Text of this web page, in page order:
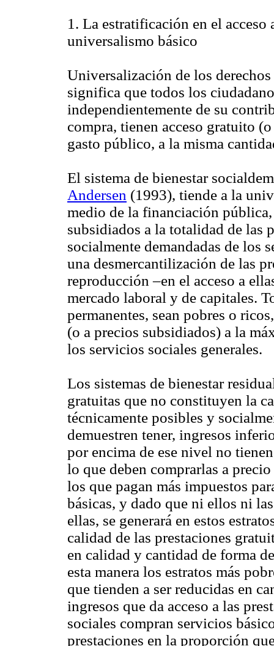
1. La estratificación en el
universalismo básico
Universalización de los
significa que todos los
independientemente de su
compra, tienen acceso gratuito
gasto público, a la misma
El sistema de bienestar
Andersen (1993), tiende a la
medio de la financiación
subsidiados a la totalidad de las
socialmente demandadas de los
una desmercantilización de las
reproducción –en el acceso a
mercado laboral y de capitales.
permanentes, sean pobres o
(o a precios subsidiados) a la
los servicios sociales generales.
Los sistemas de bienestar
gratuitas que no constituyen la
técnicamente posibles y
demuestren tener, ingresos
por encima de ese nivel no
lo que deben comprarlas a
los que pagan más impuestos
básicas, y dado que ni ellos ni
ellas, se generará en estos
calidad de las prestaciones
en calidad y cantidad de forma
esta manera los estratos más
que tienden a ser reducidas en
ingresos que da acceso a las
sociales compran servicios
prestaciones en la proporción